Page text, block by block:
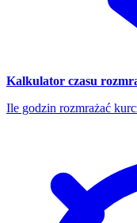
Kalkulator czasu
Ile godzin rozmrażać